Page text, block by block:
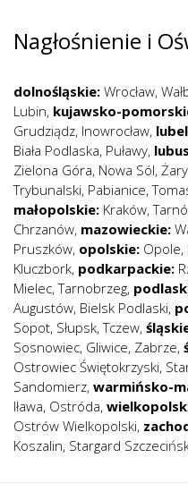
Nagłośnienie i
dolnośląskie: Wrocław,
Lubin, kujawsko-
Grudziądz, Inowrocław,
Biała Podlaska, Puławy,
Zielona Góra, Nowa Sól, Żary
Trybunalski, Pabianice,
małopolskie: Kraków,
Chrzanów, mazowieckie:
Pruszków, opolskie: Opole,
Kluczbork, podkarpackie:
Mielec,Tarnobrzeg,
Augustów, Bielsk Podlaski,
Sopot, Słupsk,Tczew,
Sosnowiec, Gliwice, Zabrze,
Ostrowiec Świętokrzyski,
Sandomierz, warmińsko-
Iława, Ostróda,
Ostrów Wielkopolski,
Koszalin, Stargard